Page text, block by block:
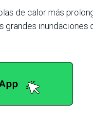
de calor más
grandes inundaciones